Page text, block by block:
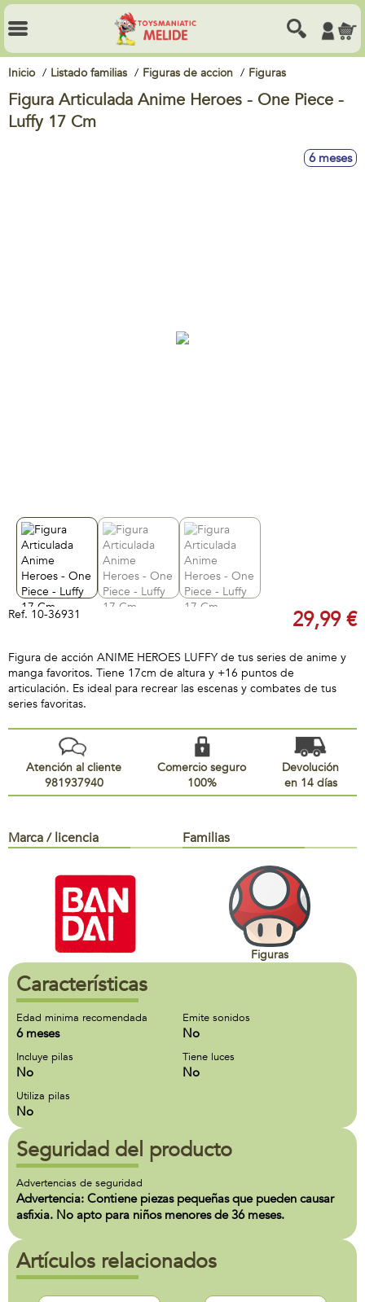
Inicio Listado familias Figuras de accion Figuras
Figura Articulada Anime Heroes - One Piece -
Luffy 17 Cm
6 meses
Ref. 10-36931 29,99 €
Figura de acción ANIME HEROES LUFFY de tus series de anime y
manga favoritos. Tiene 17cm de altura y +16 puntos de
articulación. Es ideal para recrear las escenas y combates de tus
series favoritas.
Atención al cliente
981937940
Comercio seguro
100%
Devolución
en 14 días
Marca / licencia Familias
Figuras
Características
Edad minima recomendada
6 meses
Emite sonidos
No
Incluye pilas
No
Tiene luces
No
Utiliza pilas
No
Seguridad del producto
Advertencias de seguridad
Advertencia: Contiene piezas pequeñas que pueden causar
asfixia. No apto para niños menores de 36 meses.
Artículos relacionados